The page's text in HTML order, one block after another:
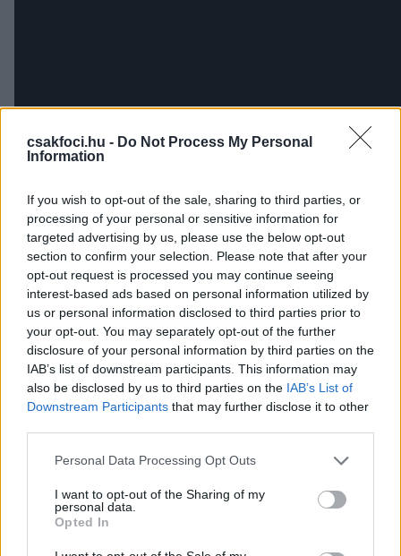
csakfoci.hu - Do Not Process My Personal
Information
If you wish to opt-out of the sale, sharing to third parties, or
processing of your personal or sensitive information for
targeted advertising by us, please use the below opt-out
section to confirm your selection. Please note that after your
opt-out request is processed you may continue seeing
interest-based ads based on personal information utilized by
us or personal information disclosed to third parties prior to
your opt-out. You may separately opt-out of the further
disclosure of your personal information by third parties on the
IAB’s list of downstream participants. This information may
also be disclosed by us to third parties on the IAB’s List of
Downstream Participants that may further disclose it to other
Please note that this website/app uses one or more Google
not limited to your visit or usage behaviour. You may click to
grant or deny consent to Google and its third-party tags to
use your data for below specified purposes in below Google
consent section.
Personal Data Processing Opt Outs
I want to opt-out of the Sharing of my
personal data.
Opted In
NB I: Vérszegény Újpest, nagy ütés "a
helyzet nélküli" Fradinak - így látták az
Így látták a szakvezetők a vasárnapi, évzáró NB I-es
mérkőzéseket Újpesten, illetve Nyíregyházán. Edzői